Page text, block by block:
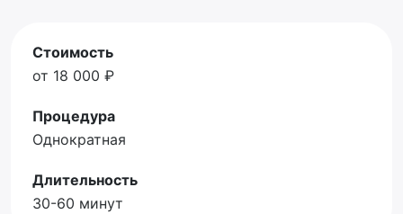
Стоимость
от 18 000 ₽
Процедура
Однократная
Длительность
30-60 минут